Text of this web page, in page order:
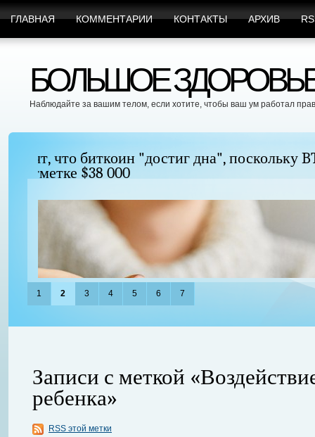
ГЛАВНАЯ КОММЕНТАРИИ КОНТАКТЫ АРХИВ
БОЛЬШОЕ
Наблюдайте за вашим телом, если хотите, чтобы ваш ум работал
Можно ли увеличить грудь без
придать ей форму?
1 2 3 4 5 6 7
Записи с меткой
ребенка»
RSS этой метки